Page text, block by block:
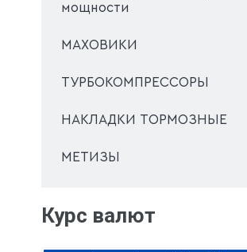
мощности
МАХОВИКИ
ТУРБОКОМПРЕССОРЫ
НАКЛАДКИ ТОРМОЗНЫЕ
МЕТИЗЫ
Курс валют